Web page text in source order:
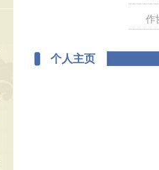
作
个人主页